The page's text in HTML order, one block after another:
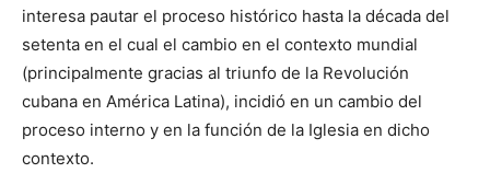
interesa pautar el proceso histórico hasta la década del
setenta en el cual el cambio en el contexto mundial
(principalmente gracias al triunfo de la Revolución
cubana en América Latina), incidió en un cambio del
proceso interno y en la función de la Iglesia en dicho
contexto.